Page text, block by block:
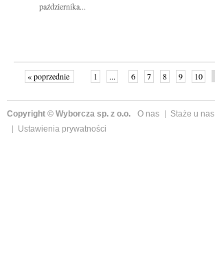
października...
« poprzednie 1 ... 6 7 8 9 10
Copyright © Wyborcza sp. z o.o. O nas Staże u nas
Ustawienia prywatności